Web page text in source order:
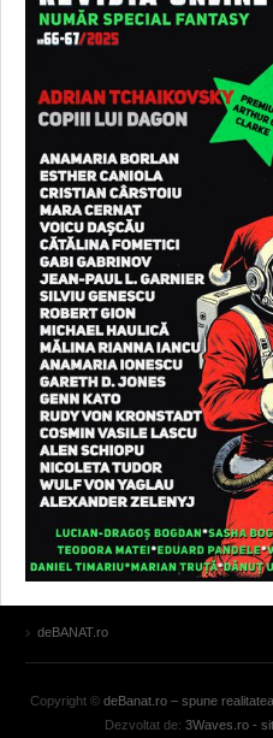
deBANAT.ro
Copyright © deBanat.ro – spune
Dezvoltat de: 3Waves.ro -